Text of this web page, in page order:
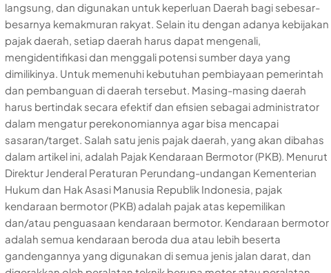
langsung, dan digunakan untuk keperluan Daerah bagi sebesar-
besarnya kemakmuran rakyat. Selain itu dengan adanya kebijakan
pajak daerah, setiap daerah harus dapat mengenali,
mengidentifikasi dan menggali potensi sumber daya yang
dimilikinya. Untuk memenuhi kebutuhan pembiayaan pemerintah
dan pembanguan di daerah tersebut. Masing-masing daerah
harus bertindak secara efektif dan efisien sebagai administrator
dalam mengatur perekonomiannya agar bisa mencapai
sasaran/target. Salah satu jenis pajak daerah, yang akan dibahas
dalam artikel ini, adalah Pajak Kendaraan Bermotor (PKB). Menurut
Direktur Jenderal Peraturan Perundang-undangan Kementerian
Hukum dan Hak Asasi Manusia Republik Indonesia, pajak
kendaraan bermotor (PKB) adalah pajak atas kepemilikan
dan/atau penguasaan kendaraan bermotor. Kendaraan bermotor
adalah semua kendaraan beroda dua atau lebih beserta
gandengannya yang digunakan di semua jenis jalan darat, dan